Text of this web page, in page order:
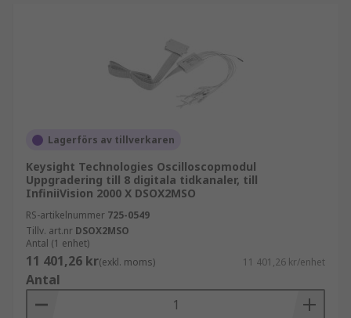
Lagerförs av tillverkaren
Keysight Technologies Oscilloscopmodul
Uppgradering till 8 digitala tidkanaler, till
InfiniiVision 2000 X DSOX2MSO
RS-artikelnummer 725-0549
Tillv. art.nr DSOX2MSO
Antal (1 enhet)
11 401,26 kr(exkl. moms) 11 401,26 kr/enhet
Antal